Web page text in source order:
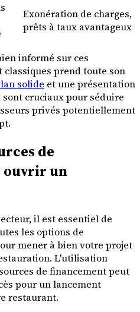
Exonération de charges,
prêts à taux avantageux
informé sur ces
prend toute son
solide et une présentation
cruciaux pour séduire
privés potentiellement
de
ouvrir un
il est essentiel de
les options de
mener à bien votre projet
L'utilisation
de financement peut
pour un lancement
restaurant.